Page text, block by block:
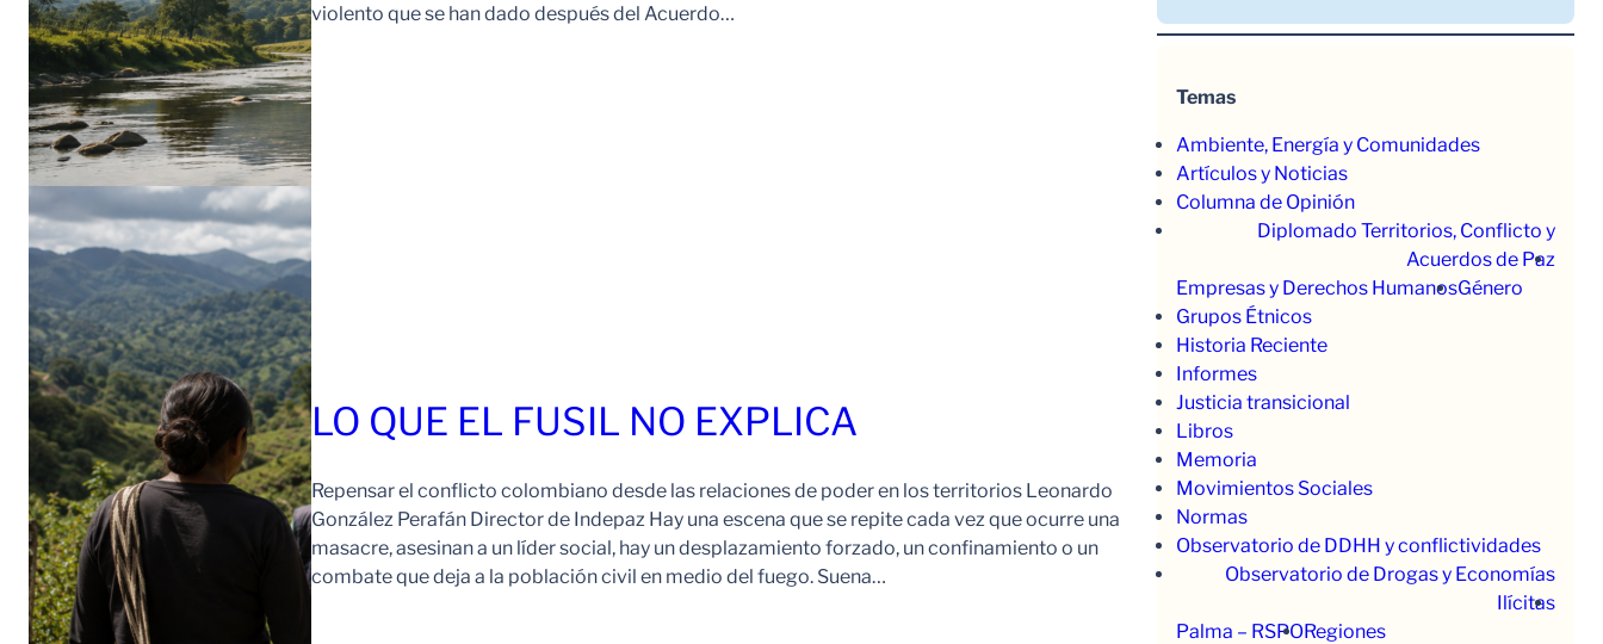
violento que se han dado después del Acuerdo…
LO QUE EL FUSIL NO EXPLICA
Repensar el conflicto colombiano desde las relaciones de poder en los territorios Leonardo
González Perafán Director de Indepaz Hay una escena que se repite cada vez que ocurre una
masacre, asesinan a un líder social, hay un desplazamiento forzado, un confinamiento o un
combate que deja a la población civil en medio del fuego. Suena…
Temas
Ambiente, Energía y Comunidades
Artículos y Noticias
Columna de Opinión
Diplomado Territorios, Conflicto y
Acuerdos de Paz
Empresas y Derechos HumanosGénero
Grupos Étnicos
Historia Reciente
Informes
Justicia transicional
Libros
Memoria
Movimientos Sociales
Normas
Observatorio de DDHH y conflictividades
Observatorio de Drogas y Economías
Ilícitas
Palma – RSPORegiones